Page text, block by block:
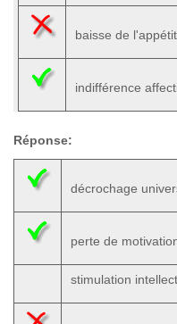
baisse de l'appétit
indifférence
Réponse:
décrochage
perte de
stimulation